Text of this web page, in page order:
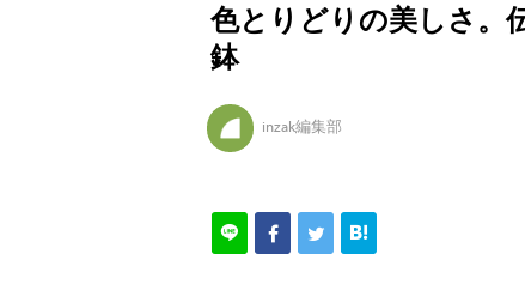
色とりどりの美しさ。
鉢
inzak編集部